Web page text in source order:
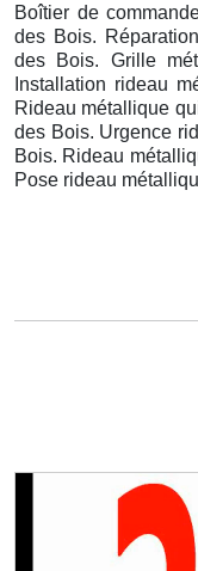
Boîtier de
des Bois.
des Bois. Grille
Installation rideau
Rideau métallique
des Bois. Urgence
Bois. Rideau
Pose rideau